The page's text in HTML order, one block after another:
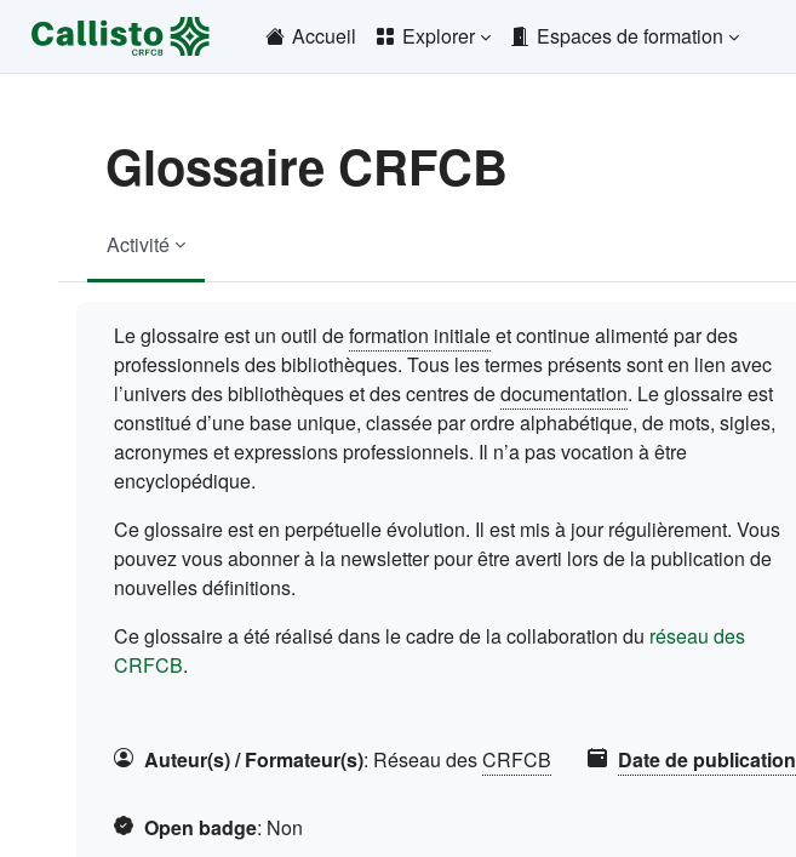
Passer au contenu principal
Accueil
Explorer Espaces de formation
Glossaire CRFCB
Activité
Le glossaire est un outil deformation initialeet continue alimenté par des
professionnels des bibliothèques. Tous les termes présents sont en lien avec
l’univers des bibliothèques et des centres dedocumentation. Le glossaire est
constitué d’une base unique, classée par ordre alphabétique, de mots, sigles,
acronymes et expressions professionnels. Il n’a pas vocation à être
encyclopédique.
Ce glossaire est en perpétuelle évolution. Il est mis à jour régulièrement. Vous
pouvez vous abonner à la newsletter pour être averti lors de la publication de
nouvelles définitions.
Ce glossaire a été réalisé dans le cadre de la collaboration du réseau des
CRFCB(s'ouvre dans un nouvel onglet)
.
Auteur(s) / Formateur(s): Réseau desCRFCB Date de publication
Open badge: Non